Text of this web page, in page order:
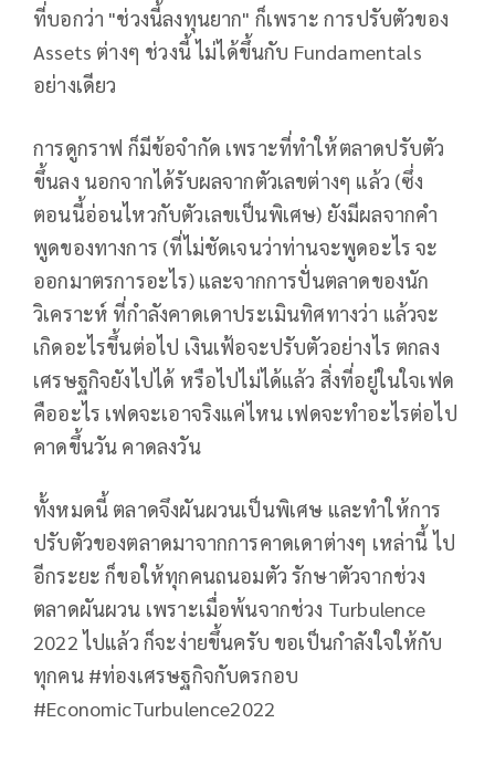
ที่บอกว่า "ช่วงนี้ลงทุนยาก" ก็เพราะ การปรับตัวของ
Assets ต่างๆ ช่วงนี้ ไม่ได้ขึ้นกับ Fundamentals
อย่างเดียว
การดูกราฟ ก็มีข้อจำกัด เพราะที่ทำให้ตลาดปรับตัว
ขึ้นลง นอกจากได้รับผลจากตัวเลขต่างๆ แล้ว (ซึ่ง
ตอนนี้อ่อนไหวกับตัวเลขเป็นพิเศษ) ยังมีผลจากคำ
พูดของทางการ (ที่ไม่ชัดเจนว่าท่านจะพูดอะไร จะ
ออกมาตรการอะไร) และจากการปั่นตลาดของนัก
วิเคราะห์ ที่กำลังคาดเดาประเมินทิศทางว่า แล้วจะ
เกิดอะไรขึ้นต่อไป เงินเฟ้อจะปรับตัวอย่างไร ตกลง
เศรษฐกิจยังไปได้ หรือไปไม่ได้แล้ว สิ่งที่อยู่ในใจเฟด
คืออะไร เฟดจะเอาจริงแค่ไหน เฟดจะทำอะไรต่อไป
คาดขึ้นวัน คาดลงวัน
ทั้งหมดนี้ ตลาดจึงผันผวนเป็นพิเศษ และทำให้การ
ปรับตัวของตลาดมาจากการคาดเดาต่างๆ เหล่านี้ ไป
อีกระยะ ก็ขอให้ทุกคนถนอมตัว รักษาตัวจากช่วง
ตลาดผันผวน เพราะเมื่อพ้นจากช่วง Turbulence
2022 ไปแล้ว ก็จะง่ายขึ้นครับ ขอเป็นกำลังใจให้กับ
ทุกคน #ท่องเศรษฐกิจกับดรกอบ
#EconomicTurbulence2022